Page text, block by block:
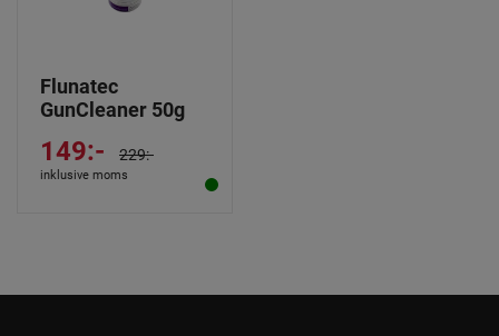
Flunatec
GunCleaner 50g
149:- 229:-
inklusive moms